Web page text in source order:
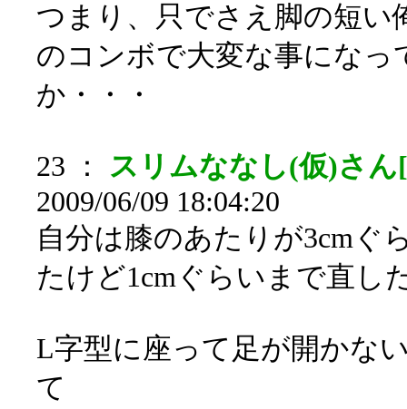
つまり、只でさえ脚の短い
のコンボで大変な事にな
か・・・
23 ： スリムななし(仮)さん
2009/06/09 18:04:20
自分は膝のあたりが3cmぐ
たけど1cmぐらいまで直し
L字型に座って足が開かな
て